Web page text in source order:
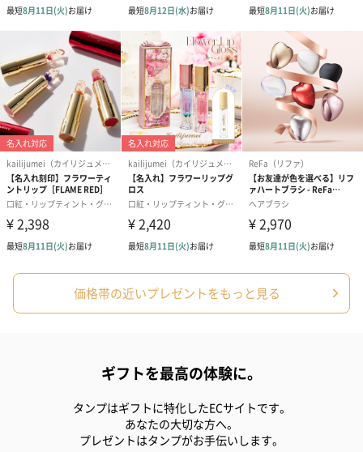
価格帯の近いプレゼントをもっと見る
ギフトを最高の体験に。
タンプはギフトに特化したECサイトです。
あなたの大切な方へ。
プレゼントはタンプがお手伝いします。